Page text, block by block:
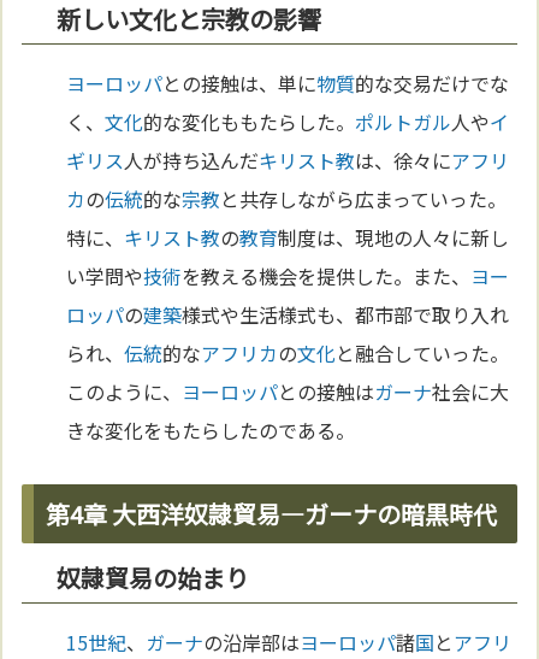
新しい文化と宗教の影響
ヨーロッパとの接触は、単に物質的な交易だけでな
く、文化的な変化ももたらした。 ポルトガル人やイ
ギリス人が持ち込んだキリスト教は、徐々にアフリ
カの伝統的な宗教と共存しながら広まっていった。
特に、 キリスト教の教育制度は、現地の人々に新し
い学問や技術を教える機会を提供した。また、 ヨー
ロッパの建築様式や生活様式も、都市部で取り入れ
られ、伝統的なアフリカの文化と融合していった。
このように、 ヨーロッパとの接触はガーナ社会に大
きな変化をもたらしたのである。
第4章 大西洋奴隷貿易—ガーナの暗黒時代
奴隷貿易の始まり
15世紀、 ガーナの沿岸部はヨーロッパ諸国とアフリ